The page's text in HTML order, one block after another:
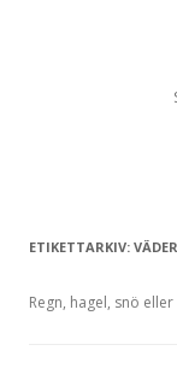
ETIKETTARKIV: VÄDER
Regn, hagel, snö eller